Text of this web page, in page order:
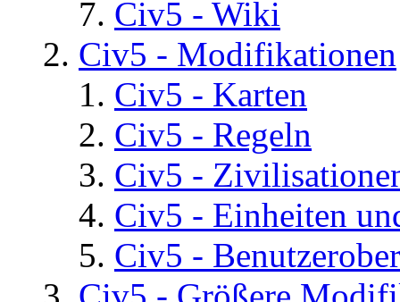
Civ5 - Wiki
Civ5 - Modifikationen
Civ5 - Karten
Civ5 - Regeln
Civ5 -
Civ5 - Einheiten
Civ5 -